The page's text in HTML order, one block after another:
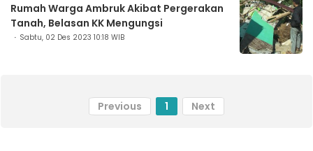
Rumah Warga Ambruk Akibat Pergerakan
Tanah, Belasan KK Mengungsi
Sabtu, 02 Des 2023 10:18 WIB
Previous 1 Next